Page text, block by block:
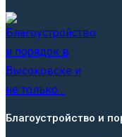
Благоустройство и